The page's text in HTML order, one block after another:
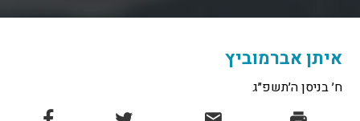
איתן אברמוביץ
ח׳ בניסן ה׳תשפ״ג